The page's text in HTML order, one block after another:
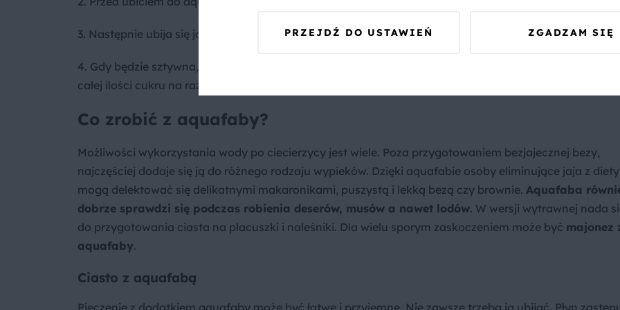
3. Następnie ubija się ją co najmniej 5 minut.
4. Gdy będzie sztywna, można zacząć dodawać cukier. Należy robić to stopniowo po łyżce. Wrzucenie
całej ilości cukru na raz może spowodować opadnięcie piany.
Co zrobić z aquafaby?
Możliwości wykorzystania wody po ciecierzycy jest wiele. Poza przygotowaniem bezjajecznej bezy,
najczęściej dodaje się ją do różnego rodzaju wypieków. Dzięki aquafabie osoby eliminujące jaja z diety
mogą delektować się delikatnymi makaronikami, puszystą i lekką bezą czy brownie. Aquafaba
dobrze sprawdzi się podczas robienia deserów, musów a nawet lodów. W wersji wytrawnej nada
do przygotowania ciasta na placuszki i naleśniki. Dla wielu sporym zaskoczeniem może być majonez
aquafaby.
Ciasto z aquafabą
PRZEJDŹ DO USTAWIEŃ ZGADZAM SIĘ